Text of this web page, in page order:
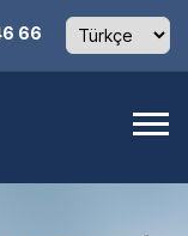
66